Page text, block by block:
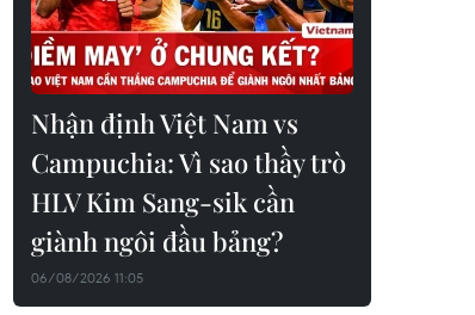
Nhận định Việt Nam vs
Campuchia: Vì sao thầy trò
HLV Kim Sang-sik cần
giành ngôi đầu bảng?
06/08/2026 11:05